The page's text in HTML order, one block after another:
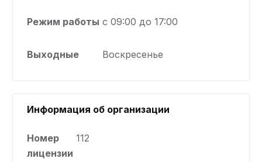
Режим работы с 09:00 до 17:00
Выходные Воскресенье
Информация об организации
Номер
лицензии
112